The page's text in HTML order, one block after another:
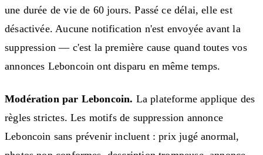
une durée de vie de 60 jours. Passé ce délai, elle est
désactivée. Aucune notification n'est envoyée avant la
suppression — c'est la première cause quand toutes vos
annonces Leboncoin ont disparu en même temps.
Modération par Leboncoin. La plateforme applique des
règles strictes. Les motifs de suppression annonce
Leboncoin sans prévenir incluent : prix jugé anormal,